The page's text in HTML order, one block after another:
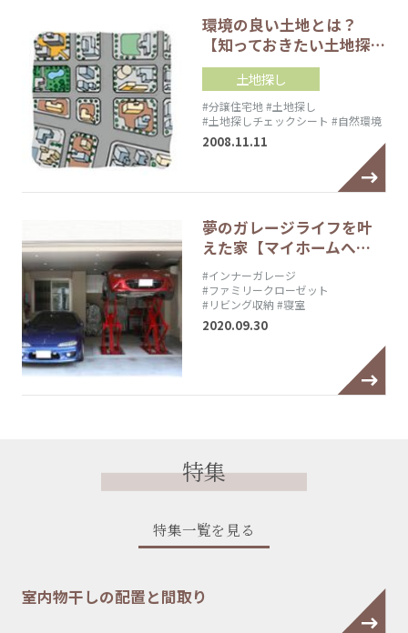
環境の良い土地とは？
【知っておきたい土地探…
土地探し
#分譲住宅地#土地探し
#土地探しチェックシート #自然環境
2008.11.11
夢のガレージライフを叶
えた家【マイホームへ…
#インナーガレージ
#ファミリークローゼット
#リビング収納 #寝室
2020.09.30
特集
特集一覧を見る
室内物干しの配置と間取り